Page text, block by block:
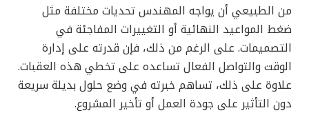
من الطبيعي أن يواجه المهندس تحديات مختلفة مثل
ضغط المواعيد النهائية أو التغييرات المفاجئة في
التصميمات. على الرغم من ذلك، فإن قدرته على إدارة
الوقت والتواصل الفعال تساعده على تخطي هذه العقبات.
علاوة على ذلك، تساهم خبرته في وضع حلول بديلة سريعة
دون التأثير على جودة العمل أو تأخير المشروع.